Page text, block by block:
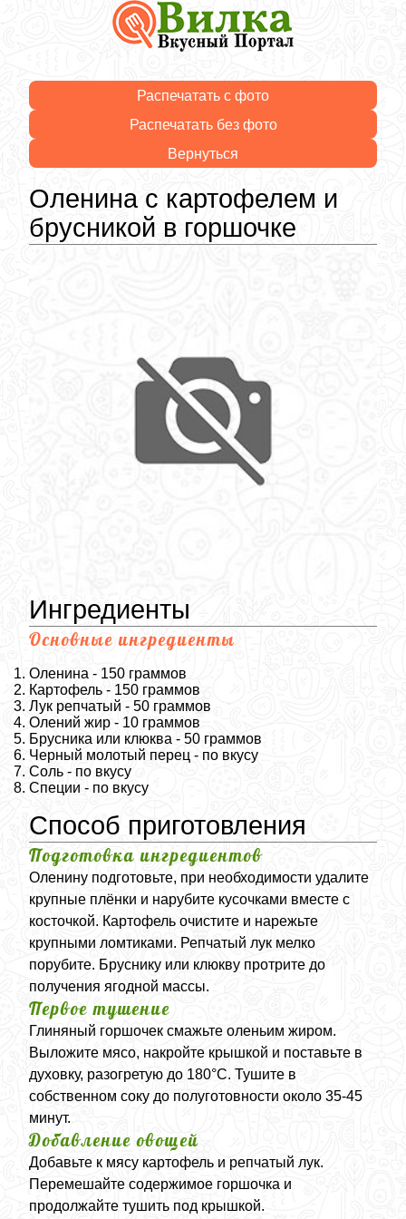
Распечатать с фото
Распечатать без фото
Вернуться
Оленина с картофелем и
брусникой в горшочке
Ингредиенты
Основные ингредиенты
Оленина - 150 граммов
Картофель - 150 граммов
Лук репчатый - 50 граммов
Олений жир - 10 граммов
Брусника или клюква - 50 граммов
Черный молотый перец - по вкусу
Соль - по вкусу
Специи - по вкусу
Способ приготовления
Подготовка ингредиентов
Оленину подготовьте, при необходимости удалите
крупные плёнки и нарубите кусочками вместе с
косточкой. Картофель очистите и нарежьте
крупными ломтиками. Репчатый лук мелко
порубите. Бруснику или клюкву протрите до
получения ягодной массы.
Первое тушение
Глиняный горшочек смажьте оленьим жиром.
Выложите мясо, накройте крышкой и поставьте в
духовку, разогретую до 180°C. Тушите в
собственном соку до полуготовности около 35-45
минут.
Добавление овощей
Добавьте к мясу картофель и репчатый лук.
Перемешайте содержимое горшочка и
продолжайте тушить под крышкой.